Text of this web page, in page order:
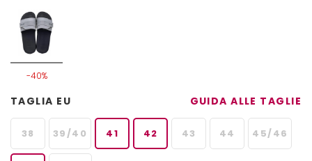
-40%
TAGLIA EU GUIDA ALLE TAGLIE
38 39/40 41 42 43 44 45/46